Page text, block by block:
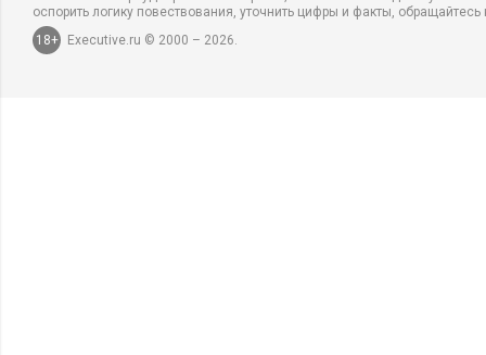
оспорить логику повествования, уточнить цифры и факты,
18+
Executive.ru © 2000 – 2026.